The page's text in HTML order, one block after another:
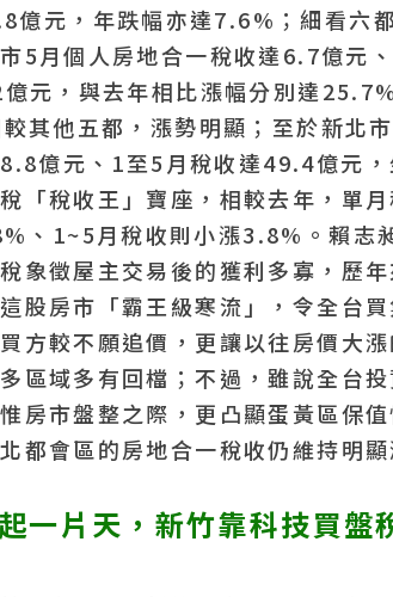
億元，年跌幅亦達7.6%；細看六
5月個人房地合一稅收達6.7億元
元，與去年相比漲幅分別達
其他五都，漲勢明顯；至於新北
億元、1至5月稅收達49.4億元，
「稅收王」寶座，相較去年，單
、1~5月稅收則小漲3.8%。賴志
象徵屋主交易後的獲利多寡，歷
股房市「霸王級寒流」，令全台
方較不願追價，更讓以往房價大
區域多有回檔；不過，雖說全台
房市盤整之際，更凸顯蛋黃區保
都會區的房地合一稅收仍維持明顯
一片天，新竹靠科技買盤